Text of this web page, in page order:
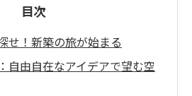
目次
せ！新築の旅が始まる
自由自在なアイデアで望む空